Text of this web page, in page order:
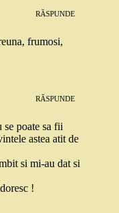
RĂSPUNDE
frumosi,
RĂSPUNDE
poate sa fii
astea atit de
si mi-au dat si
!